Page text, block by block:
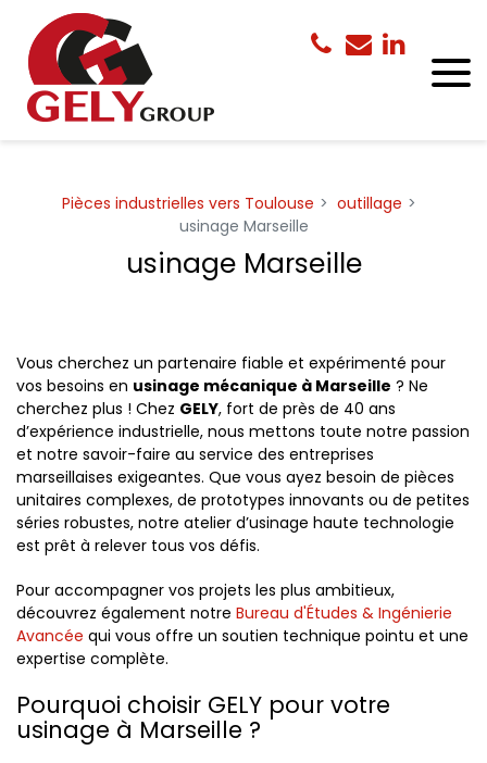
Pièces industrielles vers Toulouse
outillage
usinage Marseille
usinage Marseille
Vous cherchez un partenaire fiable et expérimenté pour
vos besoins en usinage mécanique à Marseille ? Ne
cherchez plus ! Chez GELY, fort de près de 40 ans
d’expérience industrielle, nous mettons toute notre passion
et notre savoir-faire au service des entreprises
marseillaises exigeantes. Que vous ayez besoin de pièces
unitaires complexes, de prototypes innovants ou de petites
séries robustes, notre atelier d’usinage haute technologie
est prêt à relever tous vos défis.
Pour accompagner vos projets les plus ambitieux,
découvrez également notre Bureau d'Études & Ingénierie
Avancée qui vous offre un soutien technique pointu et une
expertise complète.
Pourquoi choisir GELY pour votre
usinage à Marseille ?
Panneau de gestion des cookies